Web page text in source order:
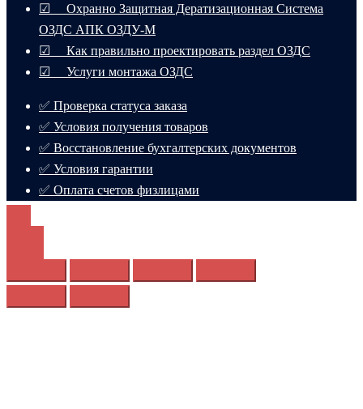
☑ Охранно Защитная Дератизационная Система
ОЗДС АПК ОЗДУ-М
☑ Как правильно проектировать раздел ОЗДС
☑ Услуги монтажа ОЗДС
✅ Проверка статуса заказа
✅ Условия получения товаров
✅ Восстановление бухгалтерских документов
✅ Условия гарантии
✅ Оплата счетов физлицами